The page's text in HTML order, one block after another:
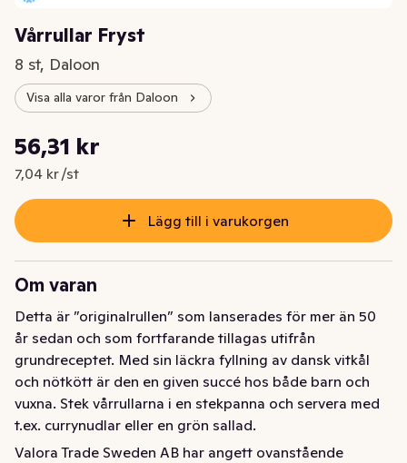
Vårrullar Fryst
8 st, Daloon
Visa alla varor från Daloon
Nuvarande pris är: 56,31 kr
56,31 kr
7,04 kr /st
Styckpris: 7,04 kr /st
Lägg till i varukorgen
Om varan
Detta är ”originalrullen” som lanserades för mer än 50
år sedan och som fortfarande tillagas utifrån
grundreceptet. Med sin läckra fyllning av dansk vitkål
och nötkött är den en given succé hos både barn och
vuxna. Stek vårrullarna i en stekpanna och servera med
t.ex. currynudlar eller en grön sallad.
Detta är ”originalrullen” som lanserades för mer än 50
Valora Trade Sweden AB har angett ovanstående